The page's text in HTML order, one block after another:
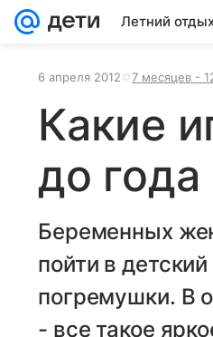
Летний
6 апреля 2012 7 месяцев -
Какие
до года
Беременных
пойти в
погремушки. В
- все такое